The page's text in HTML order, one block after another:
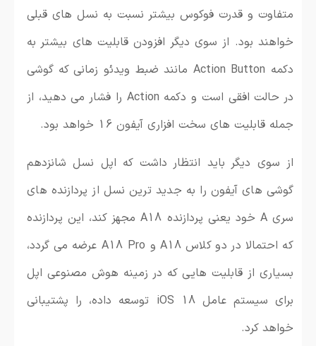
متفاوت و قدرت فوکوس بیشتر نسبت به نسل های قبلی
خواهند بود. از سوی دیگر افزودن قابلیت های بیشتر به
دکمه Action Button مانند ضبط ویدئو زمانی که گوشی
در حالت افقی است و دکمه Action را فشار می دهید، از
جمله قابلیت های سخت افزاری آیفون 16 خواهد بود.
از سوی دیگر باید انتظار داشت که اپل نسل شانزدهم
گوشی های آیفون را به جدید ترین نسل از پردازنده های
سری A خود یعنی پردازنده A18 مجهز کند، این پردازنده
که احتمالا در دو کلاس A18 و A18 Pro عرضه می گردد،
بسیاری از قابلیت هایی که در زمینه هوش مصنوعی اپل
برای سیستم عامل iOS 18 توسعه داده، را پشتیبانی
خواهد کرد.